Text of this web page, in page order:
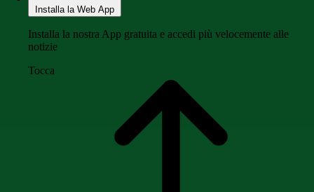
Installa la Web App
Installa la nostra App gratuita e accedi più velocemente alle
notizie
Tocca